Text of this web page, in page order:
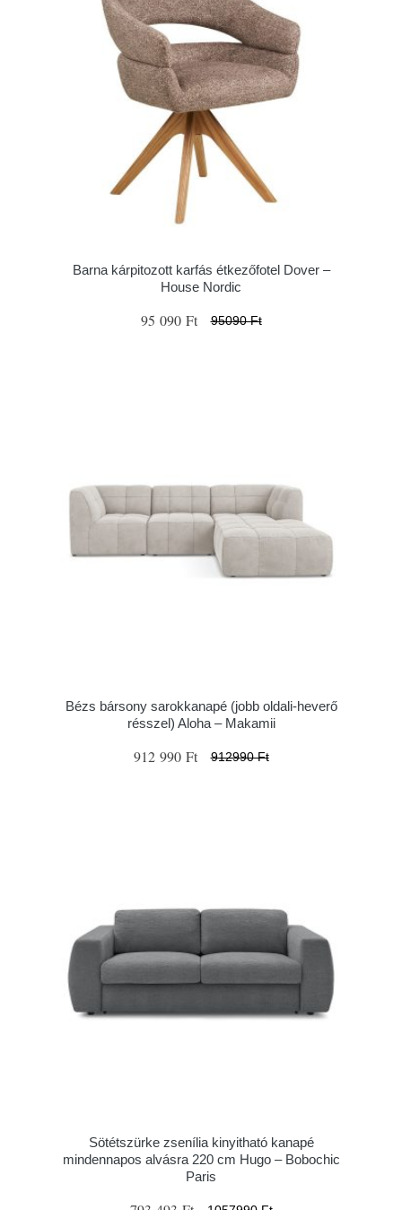
Barna kárpitozott karfás étkezőfotel Dover –
House Nordic
95 090 Ft 95090 Ft
Bézs bársony sarokkanapé (jobb oldali-heverő
résszel) Aloha – Makamii
912 990 Ft 912990 Ft
Sötétszürke zsenília kinyitható kanapé
mindennapos alvásra 220 cm Hugo – Bobochic
Paris